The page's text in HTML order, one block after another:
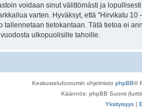
voidaan sinut välittömästi ja
varten. Hyväksyt, että "Hirvikatu
tietokantaan. Tätä tietoa ei
ulkopuolisille tahoille.
Keskustelufoorumin ohjelmisto phpBB®
Käännös: phpBB Suomi
Yksityisyys |